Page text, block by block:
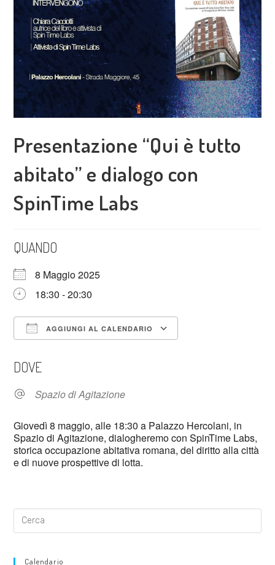
Presentazione “Qui è tutto
abitato” e dialogo con
SpinTime Labs
QUANDO
8 Maggio 2025
18:30 - 20:30
AGGIUNGI AL CALENDARIO
DOVE
Spazio di Agitazione
Giovedì 8 maggio, alle 18:30 a Palazzo Hercolani, in
Spazio di Agitazione, dialogheremo con SpinTime Labs,
storica occupazione abitativa romana, del diritto alla città
e di nuove prospettive di lotta.
Calendario